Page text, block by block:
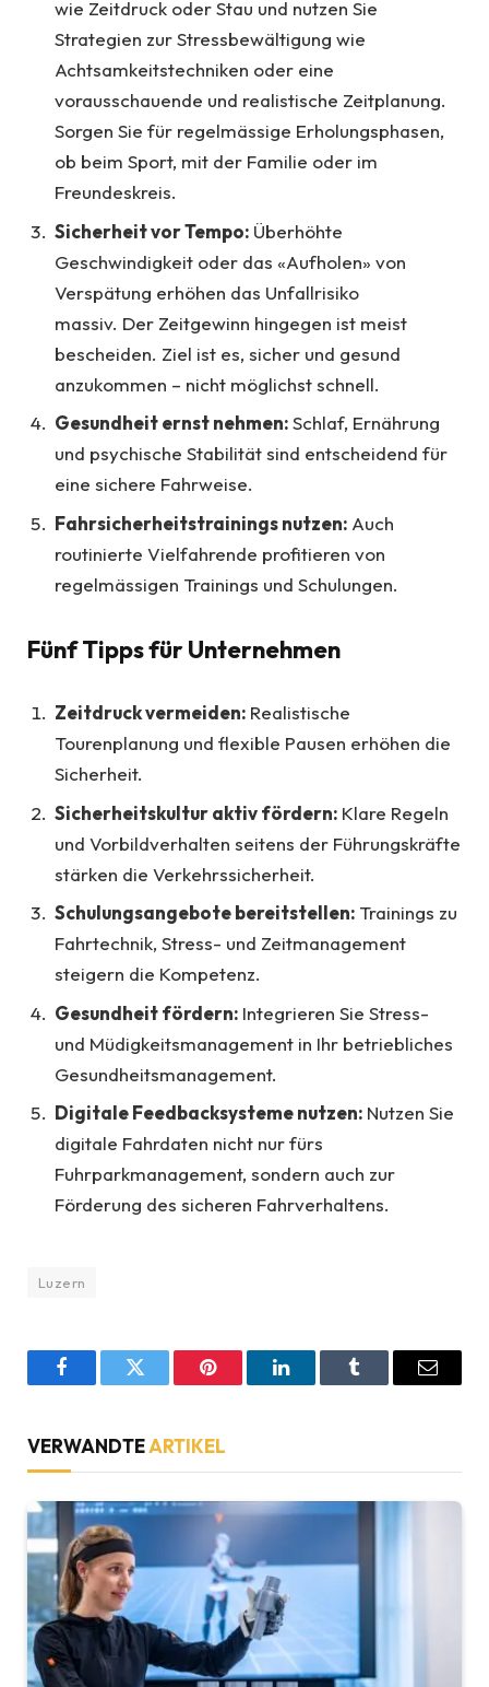
wie Zeitdruck oder Stau und nutzen Sie
Strategien zur Stressbewältigung wie
Achtsamkeitstechniken oder eine
vorausschauende und realistische Zeitplanung.
Sorgen Sie für regelmässige Erholungsphasen,
ob beim Sport, mit der Familie oder im
Freundeskreis.
Sicherheit vor Tempo: Überhöhte
Geschwindigkeit oder das «Aufholen» von
Verspätung erhöhen das Unfallrisiko
massiv. Der Zeitgewinn hingegen ist meist
bescheiden. Ziel ist es, sicher und gesund
anzukommen – nicht möglichst schnell.
Gesundheit ernst nehmen:Schlaf, Ernährung
und psychische Stabilität sind entscheidend für
eine sichere Fahrweise.
Fahrsicherheitstrainings nutzen: Auch
routinierte Vielfahrende profitieren von
regelmässigen Trainings und Schulungen.
Fünf Tipps für Unternehmen
Zeitdruck vermeiden: Realistische
Tourenplanung und flexible Pausen erhöhen die
Sicherheit.
Sicherheitskultur aktiv fördern: Klare Regeln
und Vorbildverhalten seitens der Führungskräfte
stärken die Verkehrssicherheit.
Schulungsangebote bereitstellen: Trainings zu
Fahrtechnik, Stress- und Zeitmanagement
steigern die Kompetenz.
Gesundheit fördern: Integrieren Sie Stress-
und Müdigkeitsmanagement in Ihr betriebliches
Gesundheitsmanagement.
Digitale Feedbacksysteme nutzen: Nutzen Sie
digitale Fahrdaten nicht nur fürs
Fuhrparkmanagement, sondern auch zur
Förderung des sicheren Fahrverhaltens.
Luzern
FacebookTwitter Pinterest LinkedInTumblr Email
VERWANDTEARTIKEL